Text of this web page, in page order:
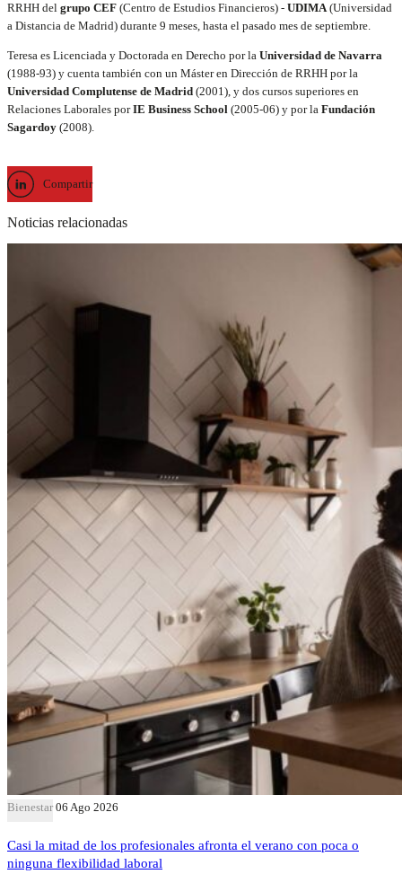
RRHH del grupo CEF (Centro de Estudios Financieros) - UDIMA(Universidad
a Distancia de Madrid) durante 9 meses, hasta el pasado mes de septiembre.
Teresa es Licenciada y Doctorada en Derecho por la Universidad de Navarra
(1988-93) y cuenta también con un Máster en Dirección de RRHH por la
Universidad Complutense de Madrid (2001), y dos cursos superiores en
Relaciones Laborales porIE Business School (2005-06) y por la Fundación
Sagardoy (2008).
Compartir
Noticias relacionadas
Bienestar 06 Ago 2026
Casi la mitad de los profesionales afronta el verano con poca o
ninguna flexibilidad laboral